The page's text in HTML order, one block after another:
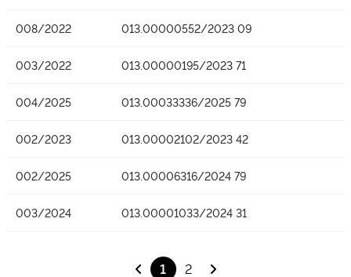
008/2022 013.00000552/2023 09
003/2022 013.00000195/2023 71
004/2025 013.00033336/2025 79
002/2023 013.00002102/2023 42
002/2025 013.00006316/2024 79
003/2024 013.00001033/2024 31
1 2